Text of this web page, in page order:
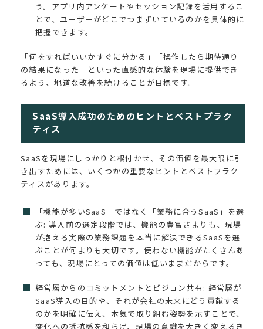
う。アプリ内アンケートやセッション記録を活用するこ
とで、ユーザーがどこでつまずいているのかを具体的に
把握できます。
「何をすればいいかすぐに分かる」「操作したら期待通り
の結果になった」といった直感的な体験を現場に提供でき
るよう、地道な改善を続けることが目標です。
SaaS導入成功のためのヒントとベストプラク
ティス
SaaSを現場にしっかりと根付かせ、その価値を最大限に引
き出すためには、いくつかの重要なヒントとベストプラク
ティスがあります。
「機能が多いSaaS」ではなく「業務に合うSaaS」を選
ぶ: 導入前の選定段階では、機能の豊富さよりも、現場
が抱える実際の業務課題を本当に解決できるSaaSを選
ぶことが何よりも大切です。使わない機能がたくさんあ
っても、現場にとっての価値は低いままだからです。
経営層からのコミットメントとビジョン共有: 経営層が
SaaS導入の目的や、それが会社の未来にどう貢献する
のかを明確に伝え、本気で取り組む姿勢を示すことで、
変化への抵抗感を和らげ、現場の意識を大きく変えるき